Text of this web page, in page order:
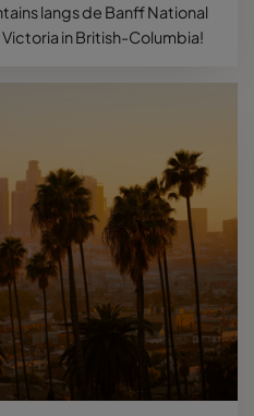
langs de Banff National
Victoria in British-Columbia!